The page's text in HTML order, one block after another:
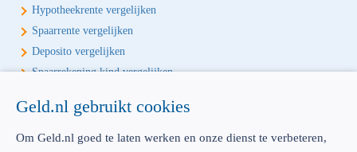
Hypotheekrente vergelijken
Spaarrente vergelijken
Deposito vergelijken
Spaarrekening kind vergelijken
Écht onafhankelijk vergelijken
Geld.nl is de écht onafhankelijke vergelijker voor je verzekeringen en
Geld.nl gebruikt cookies
Om Geld.nl goed te laten werken en onze dienst te verbeteren,